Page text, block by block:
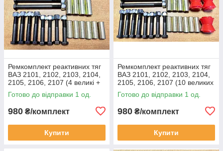
Ремкомплект реактивних тяг
ВАЗ 2101, 2102, 2103, 2104,
2105, 2106, 2107 (4 великі +
6 малих втулок, поліуретан)
Готово до відправки 1 од.
980 ₴/комплект
Купити
Ремкомплект реактивних тяг
ВАЗ 2101, 2102, 2103, 2104,
2105, 2106, 2107 (10 великих
втулок, поліуретан)
Готово до відправки 1 од.
980 ₴/комплект
Купити